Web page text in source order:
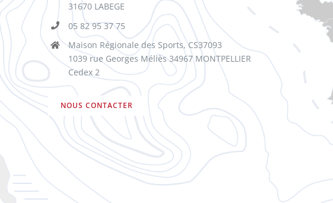
31670 LABEGE
05 82 95 37 75
Maison Régionale des Sports, CS37093
1039 rue Georges Méliès 34967 MONTPELLIER
Cedex 2
NOUS CONTACTER